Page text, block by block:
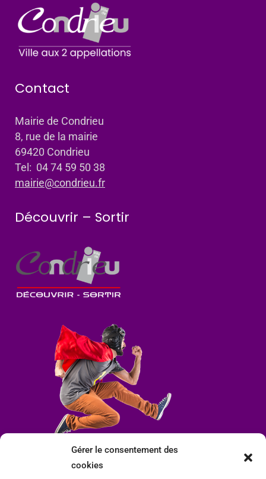
Gérer le consentement des
cookies
Contact
Mairie de Condrieu
8, rue de la mairie
69420 Condrieu
Tel: 04 74 59 50 38
mairie@condrieu.fr
Découvrir – Sortir